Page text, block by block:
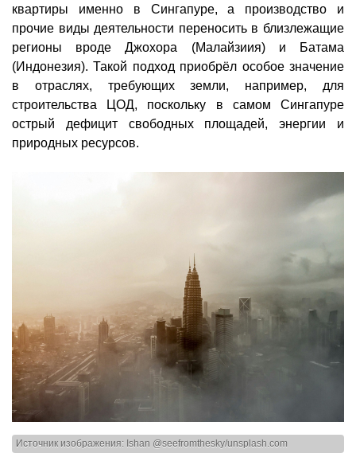
квартиры именно в Сингапуре, а производство и
прочие виды деятельности переносить в близлежащие
регионы вроде Джохора (Малайзиия) и Батама
(Индонезия). Такой подход приобрёл особое значение
в отраслях, требующих земли, например, для
строительства ЦОД, поскольку в самом Сингапуре
острый дефицит свободных площадей, энергии и
природных ресурсов.
Источник изображения: Ishan @seefromthesky/unsplash.com